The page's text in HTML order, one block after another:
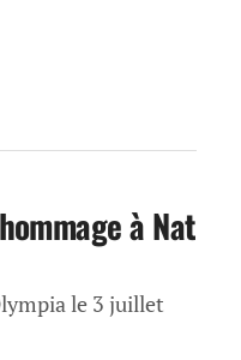
à Nat
le 3 juillet